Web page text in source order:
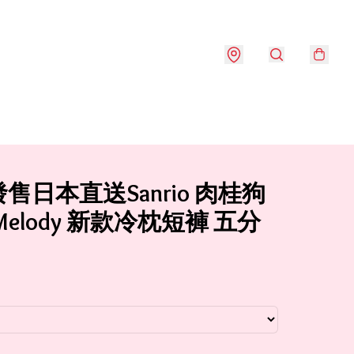
日本直送Sanrio 肉桂狗
新款冷枕短褲 五分